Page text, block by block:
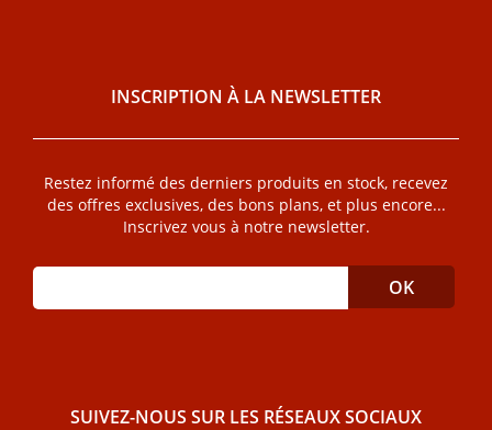
INSCRIPTION À LA NEWSLETTER
Restez informé des derniers produits en stock, recevez
des offres exclusives, des bons plans, et plus encore...
Inscrivez vous à notre newsletter.
SUIVEZ-NOUS SUR LES RÉSEAUX SOCIAUX